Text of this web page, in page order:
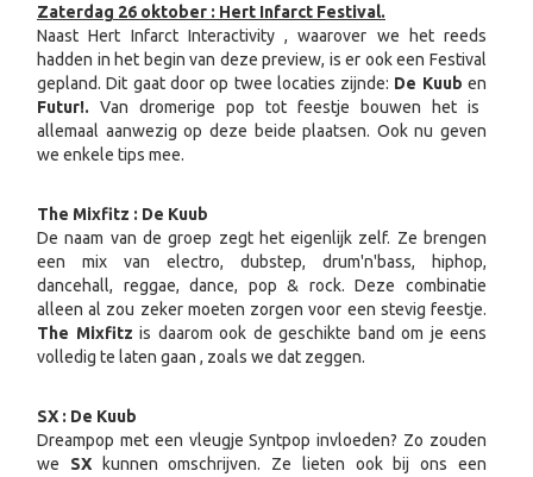
Zaterdag 26 oktober : Hert Infarct Festival.
Naast Hert Infarct Interactivity , waarover we het reeds
hadden in het begin van deze preview, is er ook een Festival
gepland. Dit gaat door op twee locaties zijnde: De Kuub en
Futur!. Van dromerige pop tot feestje bouwen het is
allemaal aanwezig op deze beide plaatsen. Ook nu geven
we enkele tips mee.
The Mixfitz : De Kuub
De naam van de groep zegt het eigenlijk zelf. Ze brengen
een mix van electro, dubstep, drum'n'bass, hiphop,
dancehall, reggae, dance, pop & rock. Deze combinatie
alleen al zou zeker moeten zorgen voor een stevig feestje.
The Mixfitz is daarom ook de geschikte band om je eens
volledig te laten gaan , zoals we dat zeggen.
SX : De Kuub
Dreampop met een vleugje Syntpop invloeden? Zo zouden
we SXkunnen omschrijven. Ze lieten ook bij ons een